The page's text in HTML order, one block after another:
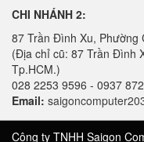
CHI NHÁNH 2:
87 Trần Đình Xu, Phường
(Địa chỉ cũ: 87 Trần Đình
Tp.HCM.)
028 2253 9596 - 0937
Email:
Công ty TNHH Saigon